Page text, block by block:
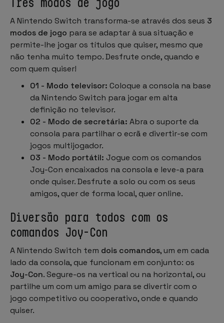
A Nintendo Switch transforma-se através dos seus 3
modos de jogo para se adaptar à sua situação e
permite-lhe jogar os títulos que quiser, mesmo que
não tenha muito tempo. Desfrute onde, quando e
com quem quiser!
01 - Modo televisor: Coloque a consola na base
da Nintendo Switch para jogar em alta
definição no televisor.
02 - Modo de secretária: Abra o suporte da
consola para partilhar o ecrã e divertir-se com
jogos multijogador.
03 - Modo portátil: Jogue com os comandos
Joy-Con encaixados na consola e leve-a para
onde quiser. Desfrute a solo ou com os seus
amigos, quer de forma local, quer online.
Diversão para todos com os
comandos Joy-Con
A Nintendo Switch tem dois comandos, um em cada
lado da consola, que funcionam em conjunto: os
Joy-Con. Segure-os na vertical ou na horizontal, ou
partilhe um com um amigo para se divertir com o
jogo competitivo ou cooperativo, onde e quando
quiser.